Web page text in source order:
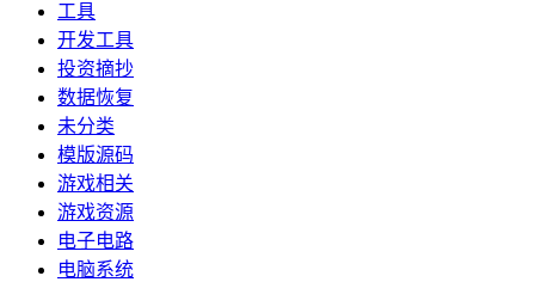
工具
开发工具
投资摘抄
数据恢复
未分类
模版源码
游戏相关
游戏资源
电子电路
电脑系统